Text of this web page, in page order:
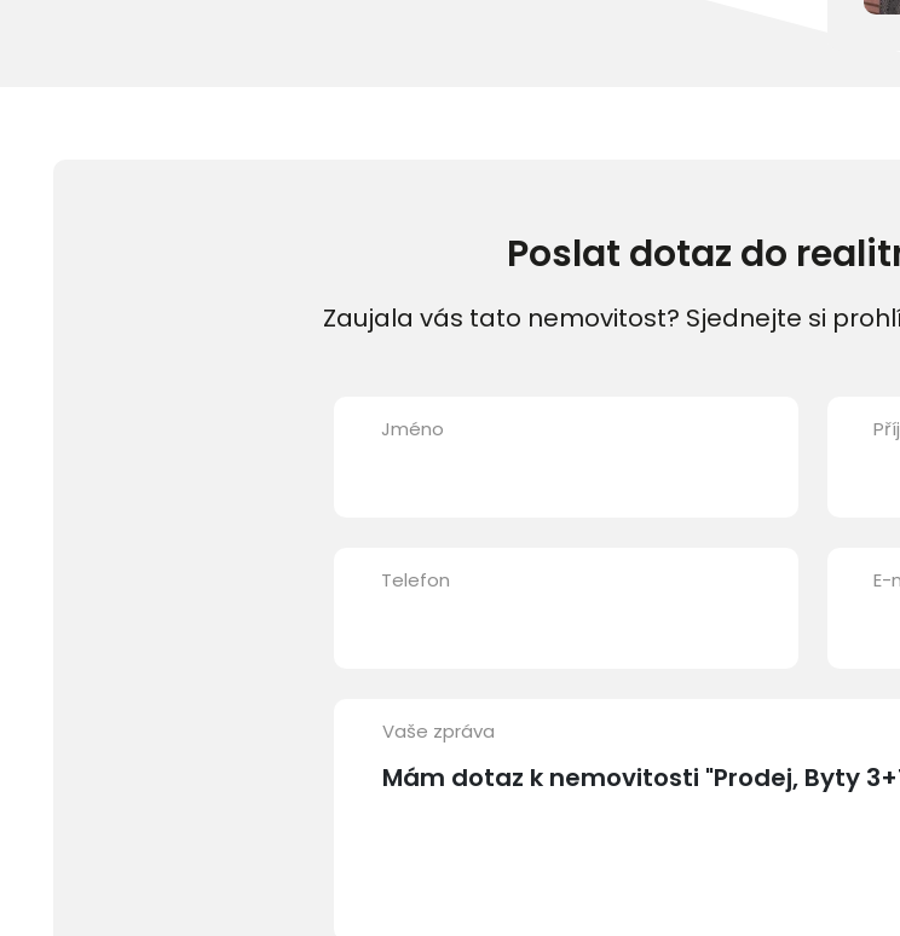
Poslat dotaz do
Zaujala vás tato nemovitost? Sjednejte si
Jméno
Telefon E-
Vaše zpráva